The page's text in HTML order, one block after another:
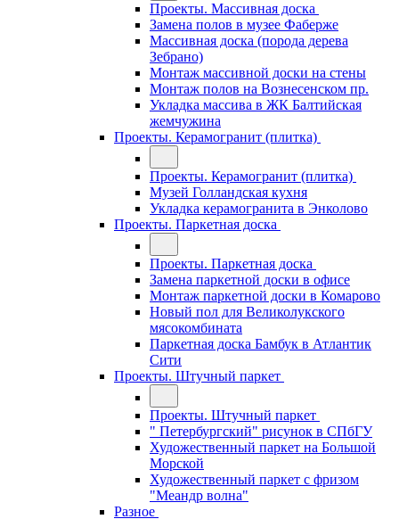
Проекты. Массивная доска
Замена полов в музее Фаберже
Массивная доска (порода дерева
Зебрано)
Монтаж массивной доски на стены
Монтаж полов на Вознесенском пр.
Укладка массива в ЖК Балтийская
жемчужина
Проекты. Керамогранит (плитка)
Проекты. Керамогранит (плитка)
Музей Голландская кухня
Укладка керамогранита в Энколово
Проекты. Паркетная доска
Проекты. Паркетная доска
Замена паркетной доски в офисе
Монтаж паркетной доски в Комарово
Новый пол для Великолукского
мясокомбината
Паркетная доска Бамбук в Атлантик
Сити
Проекты. Штучный паркет
Проекты. Штучный паркет
" Петербургский" рисунок в СПбГУ
Художественный паркет на Большой
Морской
Художественный паркет с фризом
"Меандр волна"
Разное